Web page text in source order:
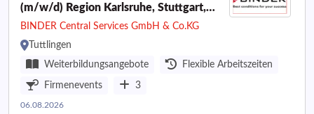
(m/w/d) Region Karlsruhe, Stuttgart,
Ulm
BINDER Central Services GmbH & Co.KG
Tuttlingen
Weiterbildungsangebote
Flexible Arbeitszeiten
Firmenevents 3
06.08.2026